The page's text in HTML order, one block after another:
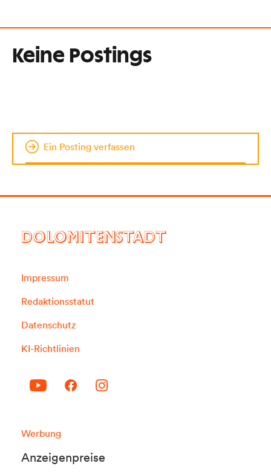
Keine Postings
Ein Posting verfassen
DOLOMITENSTADT
Impressum
Redaktionsstatut
Datenschutz
KI-Richtlinien
Werbung
Anzeigenpreise